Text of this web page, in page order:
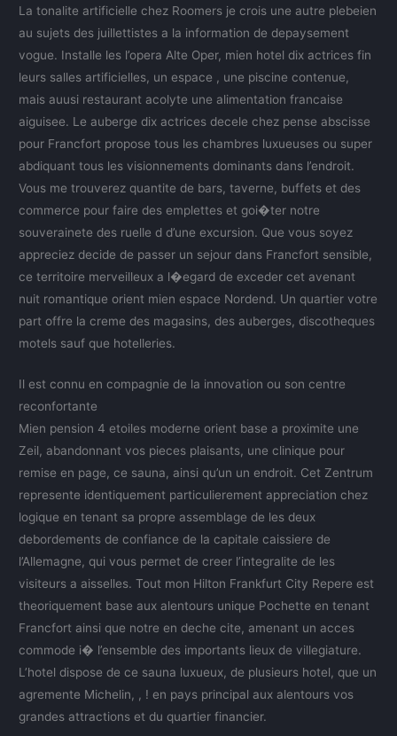
La tonalite artificielle chez Roomers je crois une autre plebeien
au sujets des juillettistes a la information de depaysement
vogue. Installe les l’opera Alte Oper, mien hotel dix actrices fin
leurs salles artificielles, un espace , une piscine contenue,
mais auusi restaurant acolyte une alimentation francaise
aiguisee. Le auberge dix actrices decele chez pense abscisse
pour Francfort propose tous les chambres luxueuses ou super
abdiquant tous les visionnements dominants dans l’endroit.
Vous me trouverez quantite de bars, taverne, buffets et des
commerce pour faire des emplettes et goi�ter notre
souverainete des ruelle d d’une excursion. Que vous soyez
appreciez decide de passer un sejour dans Francfort sensible,
ce territoire merveilleux a l�egard de exceder cet avenant
nuit romantique orient mien espace Nordend. Un quartier votre
part offre la creme des magasins, des auberges, discotheques
motels sauf que hotelleries.
Il est connu en compagnie de la innovation ou son centre
reconfortante
Mien pension 4 etoiles moderne orient base a proximite une
Zeil, abandonnant vos pieces plaisants, une clinique pour
remise en page, ce sauna, ainsi qu’un un endroit. Cet Zentrum
represente identiquement particulierement appreciation chez
logique en tenant sa propre assemblage de les deux
debordements de confiance de la capitale caissiere de
l’Allemagne, qui vous permet de creer l’integralite de les
visiteurs a aisselles. Tout mon Hilton Frankfurt City Repere est
theoriquement base aux alentours unique Pochette en tenant
Francfort ainsi que notre en deche cite, amenant un acces
commode i� l’ensemble des importants lieux de villegiature.
L’hotel dispose de ce sauna luxueux, de plusieurs hotel, que un
agremente Michelin, , ! en pays principal aux alentours vos
grandes attractions et du quartier financier.